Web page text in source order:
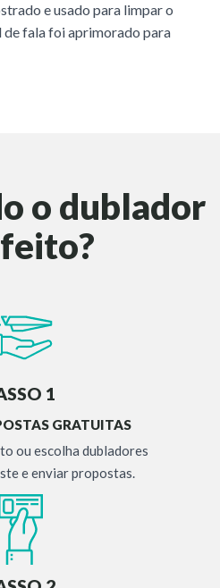
e usado para limpar o
de fala foi aprimorado para
o dublador
1
GRATUITAS
ou escolha dubladores
e enviar propostas.